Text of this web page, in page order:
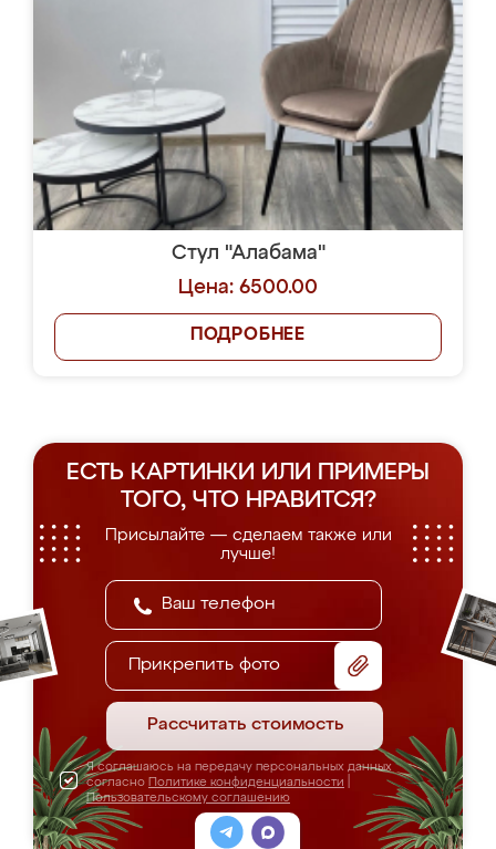
Стул "Алабама"
Цена: 6500.00
ПОДРОБНЕЕ
ЕСТЬ КАРТИНКИ ИЛИ ПРИМЕРЫ
ТОГО, ЧТО НРАВИТСЯ?
Присылайте — сделаем также или
лучше!
Прикрепить фото
Рассчитать стоимость
Я соглашаюсь на передачу персональных данных
согласно Политике конфиденциальности
Пользовательскому соглашению